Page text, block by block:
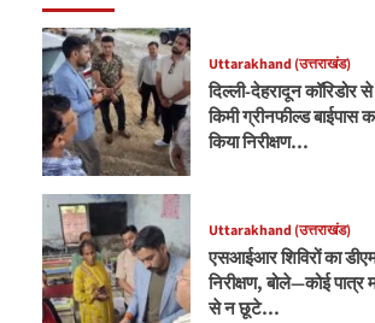
Uttarakhand (उत्तराखंड)
दिल्ली-देहरादून कॉरिडोर
किमी ग्रीनफील्ड बाईपास
किया निरीक्षण…
Uttarakhand (उत्तराखंड)
एसआईआर शिविरों का
निरीक्षण, बोले—कोई पात्र
से न छूटे…